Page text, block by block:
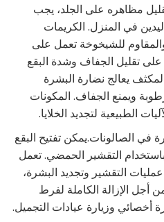
مظاهره على الجلد، يجب
في المنزل. الكريمات
للشيخوخة تعمل على
تقليل الجفاف وشدة البقع
يعالج نضارة البشرة
ويمنع الجفاف. المكونات
الطبيعية لتجديد الخلايا.
في الصالونات.يمكن تفتيح البقع
التقشير الحمضي. تعمل
التقشير وتجديد البشرة،
أجل الإزالة الكاملة لفرط
أخصائي وزيارة عيادات التجميل.